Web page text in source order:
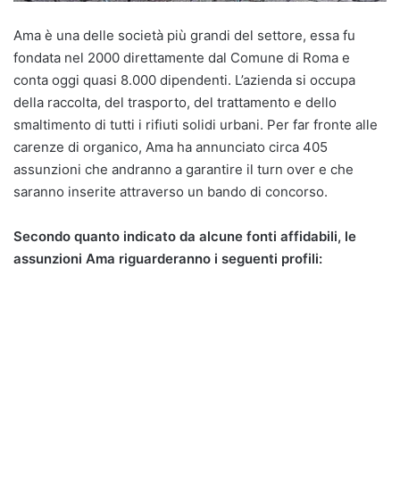
Ama è una delle società più grandi del settore, essa fu
fondata nel 2000 direttamente dal Comune di Roma e
conta oggi quasi 8.000 dipendenti. L’azienda si occupa
della raccolta, del trasporto, del trattamento e dello
smaltimento di tutti i rifiuti solidi urbani. Per far fronte alle
carenze di organico, Ama ha annunciato circa 405
assunzioni che andranno a garantire il turn over e che
saranno inserite attraverso un bando di concorso.
Secondo quanto indicato da alcune fonti affidabili, le
assunzioni Ama riguarderanno i seguenti profili: